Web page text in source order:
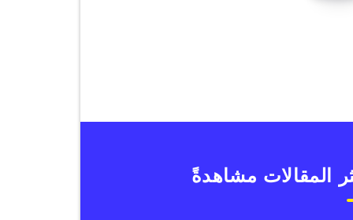
المقالات مشاهدةً